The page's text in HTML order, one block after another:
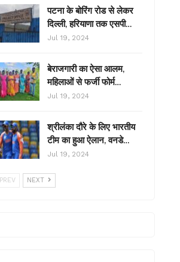
पटना के बोरिंग रोड से लेकर
दिल्ली, हरियाणा तक एसपी…
Jul 19, 2024
बेराजगारी का ऐसा आलम,
महिलाओं से फर्जी फोर्म…
Jul 19, 2024
श्रीलंका दौरे के लिए भारतीय
टीम का हुआ ऐलान, वनडे…
Jul 19, 2024
PREV NEXT